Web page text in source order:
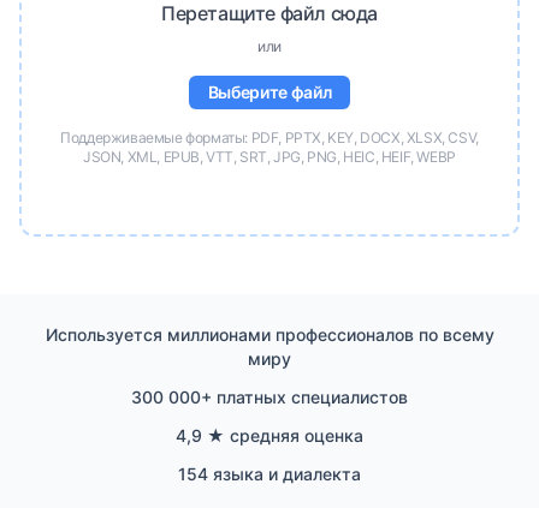
Перетащите файл сюда
или
Выберите файл
Поддерживаемые форматы: PDF, PPTX, KEY, DOCX, XLSX, CSV,
JSON, XML, EPUB, VTT, SRT, JPG, PNG, HEIC, HEIF, WEBP
Используется миллионами профессионалов по всему
миру
300 000+ платных специалистов
4,9 ★ средняя оценка
154 языка и диалекта